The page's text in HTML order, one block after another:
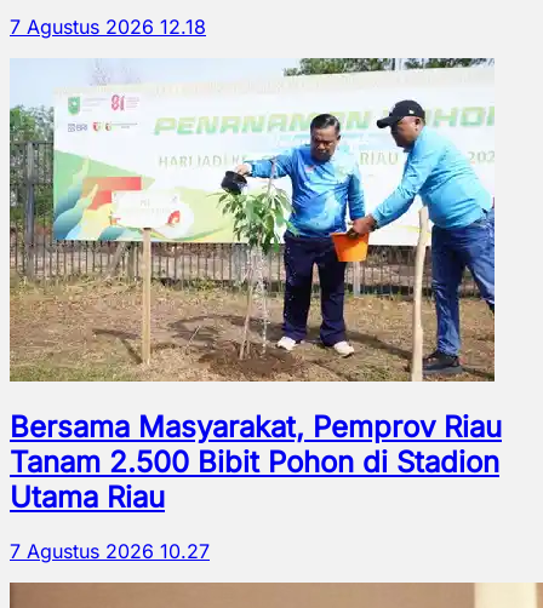
7 Agustus 2026 12.18
Bersama Masyarakat, Pemprov Riau
Tanam 2.500 Bibit Pohon di Stadion
Utama Riau
7 Agustus 2026 10.27